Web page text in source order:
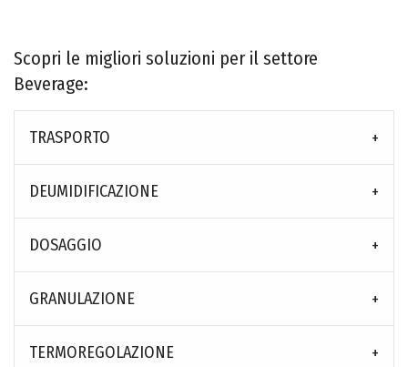
Scopri le migliori soluzioni per il settore
Beverage:
TRASPORTO
DEUMIDIFICAZIONE
DOSAGGIO
GRANULAZIONE
TERMOREGOLAZIONE